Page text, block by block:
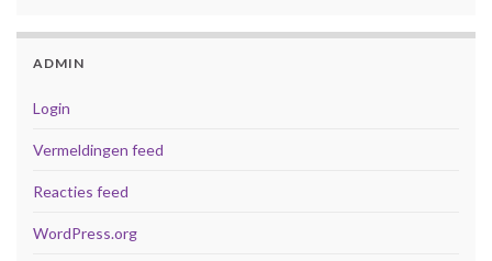
ADMIN
Login
Vermeldingen feed
Reacties feed
WordPress.org